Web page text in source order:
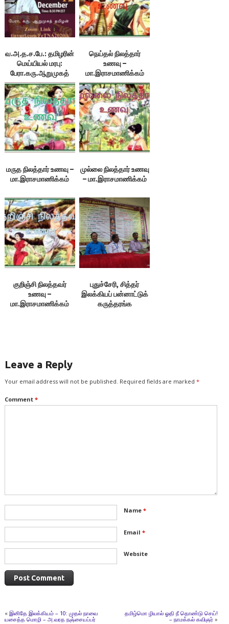
வ.அ.த.ச.பே.: தமிழரின்
மெய்யியல் மரபு:
பேரா.கரு.ஆறுமுகத்
தமிழன்
நெய்தல் நிலத்தார்
உணவு –
மா.இராசமாணிக்கம்
மருத நிலத்தார் உணவு –
மா.இராசமாணிக்கம்
முல்லை நிலத்தார் உணவு
– மா.இராசமாணிக்கம்
குறிஞ்சி நிலத்தவர்
உணவு –
மா.இராசமாணிக்கம்
புதுச்சேரி, சித்தர்
இலக்கியப் பன்னாட்டுக்
கருத்தரங்க
Leave a Reply
Your email address will not be published. Required fields are marked *
Comment *
Name *
Email *
Website
« இனிதே இலக்கியம் – 10: முதல் நாவை
யசைத்த மொழி – அ.வரத நஞ்சையப்பர்
தமிழ்மொ ழியால் ஓதி நீ தொண்டு செய்!
– நாமக்கல் கவிஞர் »